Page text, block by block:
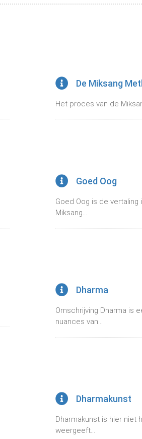
De Miksang
Het proces van de
Goed Oog
Goed Oog is de
Miksang...
Dharma
Omschrijving Dharma is
nuances van...
Dharmakunst
Dharmakunst is hier
weergeeft...